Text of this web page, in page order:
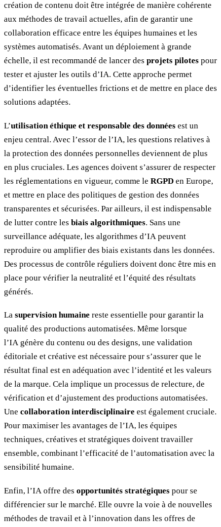
création de contenu doit être intégrée de manière cohérente
aux méthodes de travail actuelles, afin de garantir une
collaboration efficace entre les équipes humaines et les
systèmes automatisés. Avant un déploiement à grande
échelle, il est recommandé de lancer des projets pilotes pour
tester et ajuster les outils d’IA. Cette approche permet
d’identifier les éventuelles frictions et de mettre en place des
solutions adaptées.
L’utilisation éthique et responsable des données est un
enjeu central. Avec l’essor de l’IA, les questions relatives à
la protection des données personnelles deviennent de plus
en plus cruciales. Les agences doivent s’assurer de respecter
les réglementations en vigueur, comme le RGPD en Europe,
et mettre en place des politiques de gestion des données
transparentes et sécurisées. Par ailleurs, il est indispensable
de lutter contre les biais algorithmiques. Sans une
surveillance adéquate, les algorithmes d’IA peuvent
reproduire ou amplifier des biais existants dans les données.
Des processus de contrôle réguliers doivent donc être mis en
place pour vérifier la neutralité et l’équité des résultats
générés.
La supervision humaine reste essentielle pour garantir la
qualité des productions automatisées. Même lorsque
l’IA génère du contenu ou des designs, une validation
éditoriale et créative est nécessaire pour s’assurer que le
résultat final est en adéquation avec l’identité et les valeurs
de la marque. Cela implique un processus de relecture, de
vérification et d’ajustement des productions automatisées.
Une collaboration interdisciplinaire est également cruciale.
Pour maximiser les avantages de l’IA, les équipes
techniques, créatives et stratégiques doivent travailler
ensemble, combinant l’efficacité de l’automatisation avec la
sensibilité humaine.
Enfin, l’IA offre des opportunités stratégiques pour se
différencier sur le marché. Elle ouvre la voie à de nouvelles
méthodes de travail et à l’innovation dans les offres de